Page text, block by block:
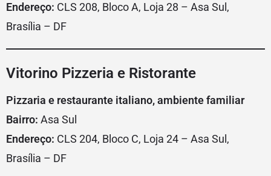
Endereço: CLS 208, Bloco A, Loja 28 – Asa Sul,
Brasília – DF
Vitorino Pizzeria e Ristorante
Pizzaria e restaurante italiano, ambiente familiar
Bairro: Asa Sul
Endereço: CLS 204, Bloco C, Loja 24 – Asa Sul,
Brasília – DF